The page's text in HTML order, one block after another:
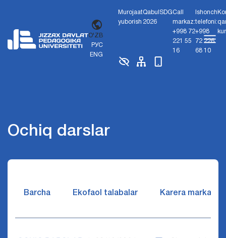
O'ZB
РУС
ENG
Murojaat
yuborish
Qabul
2026
SDGCall
markaz:
+998 72
221 55
16
Ishonch
telefoni:
+998
72 226
68 10
Ochiq darslar
Barcha Ekofaol talabalar Karera markazi